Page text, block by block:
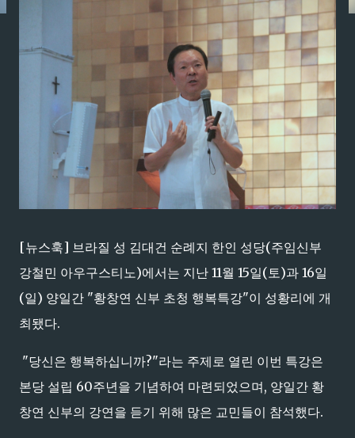
[뉴스훅] 브라질 성 김대건 순례지 한인 성당(주임신부
강철민 아우구스티노)에서는 지난 11월 15일(토)과 16일
(일) 양일간 "황창연 신부 초청 행복특강"이 성황리에 개
최됐다.
"당신은 행복하십니까?"라는 주제로 열린 이번 특강은
본당 설립 60주년을 기념하여 마련되었으며, 양일간 황
창연 신부의 강연을 듣기 위해 많은 교민들이 참석했다.